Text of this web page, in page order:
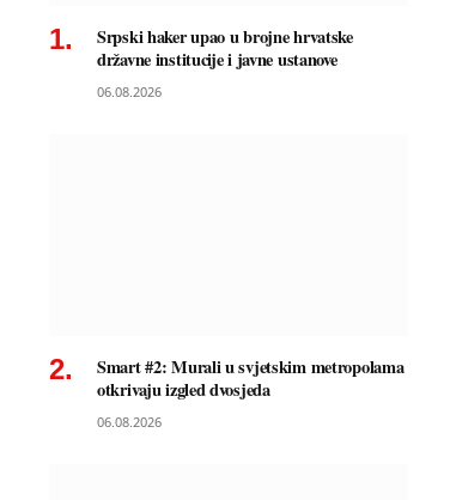
Srpski haker upao u brojne hrvatske
državne institucije i javne ustanove
06.08.2026
Smart #2: Murali u svjetskim metropolama
otkrivaju izgled dvosjeda
06.08.2026